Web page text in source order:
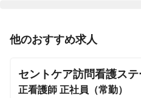
埼玉県さいたま市大宮区大門町一丁目
訪問看護ステーション デュー
東京都北区岸町一丁目6-19 青葉ビル2階
他のおすすめ求人
セントケア訪問看護ス
正看護師正社員（常勤）